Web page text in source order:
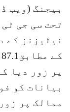
بیجنگ (ویب
تحت سی جی
نیٹیزنز کے
پر زور دیا
بیانات کو
ممالک پر